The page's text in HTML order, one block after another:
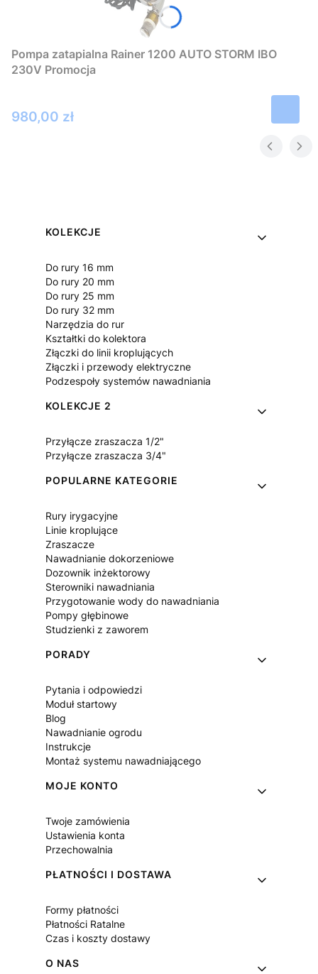
Pompa zatapialna Rainer 1200 AUTO STORM IBO
230V Promocja
Cena
980,00 zł
Linki w stopce
KOLEKCJE
Do rury 16 mm
Do rury 20 mm
Do rury 25 mm
Do rury 32 mm
Narzędzia do rur
Kształtki do kolektora
Złączki do linii kroplujących
Złączki i przewody elektryczne
Podzespoły systemów nawadniania
KOLEKCJE 2
Przyłącze zraszacza 1/2"
Przyłącze zraszacza 3/4"
POPULARNE KATEGORIE
Rury irygacyjne
Linie kroplujące
Zraszacze
Nawadnianie dokorzeniowe
Dozownik inżektorowy
Sterowniki nawadniania
Przygotowanie wody do nawadniania
Pompy głębinowe
Studzienki z zaworem
PORADY
Pytania i odpowiedzi
Moduł startowy
Blog
Nawadnianie ogrodu
Instrukcje
Montaż systemu nawadniającego
MOJE KONTO
Twoje zamówienia
Ustawienia konta
Przechowalnia
PŁATNOŚCI I DOSTAWA
Formy płatności
Płatności Ratalne
Czas i koszty dostawy
O NAS